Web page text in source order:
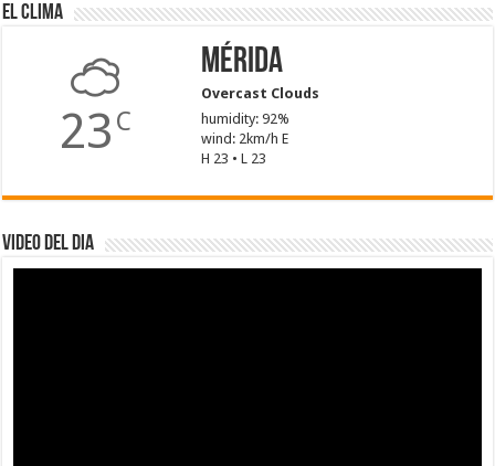
El Clima
23 C
Mérida
Overcast Clouds
humidity: 92%
wind: 2km/h E
H 23 • L 23
Video del dia